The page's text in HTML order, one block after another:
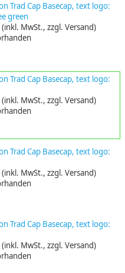
Trad Cap Basecap, text logo:
green
(inkl. MwSt., zzgl. Versand)
Trad Cap Basecap, text logo:
(inkl. MwSt., zzgl. Versand)
Trad Cap Basecap, text logo:
(inkl. MwSt., zzgl. Versand)
Trad Cap Basecap, text logo:
(inkl. MwSt., zzgl. Versand)